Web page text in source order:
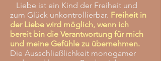
Liebe ist ein Kind der Freiheit und
zum Glück unkontrollierbar. Freiheit in
der Liebe wird möglich, wenn ich
bereit bin die Verantwortung für mich
und meine Gefühle zu übernehmen.
Die Ausschließlichkeit monogamer